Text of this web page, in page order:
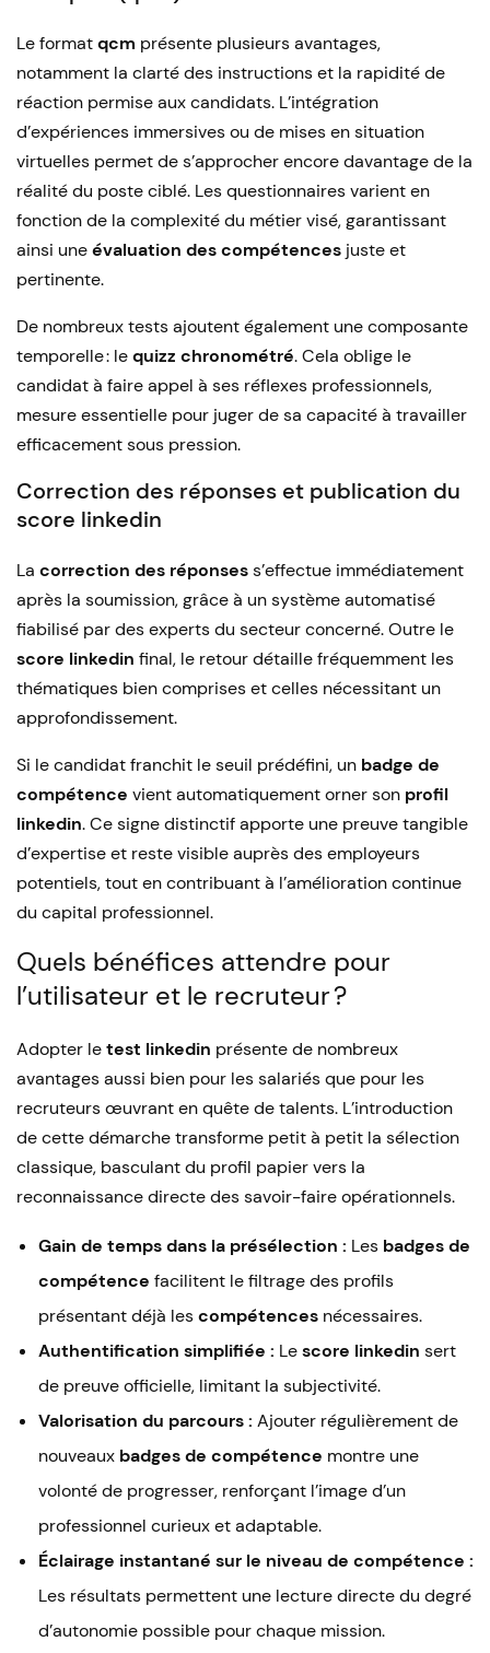
Le formatqcm présente plusieurs avantages,
notamment la clarté des instructions et la rapidité de
réaction permise aux candidats. L’intégration
d’expériences immersives ou de mises en situation
virtuelles permet de s’approcher encore davantage de la
réalité du poste ciblé. Les questionnaires varient en
fonction de la complexité du métier visé, garantissant
ainsi uneévaluation des compétences juste et
pertinente.
De nombreux tests ajoutent également une composante
temporelle : lequizz chronométré. Cela oblige le
candidat à faire appel à ses réflexes professionnels,
mesure essentielle pour juger de sa capacité à travailler
efficacement sous pression.
Correction des réponses et publication du
score linkedin
La correction des réponsess’effectue immédiatement
après la soumission, grâce à un système automatisé
fiabilisé par des experts du secteur concerné. Outre le
score linkedin final, le retour détaille fréquemment les
thématiques bien comprises et celles nécessitant un
approfondissement.
Si le candidat franchit le seuil prédéfini, un badge de
compétence vient automatiquement orner son profil
linkedin. Ce signe distinctif apporte une preuve tangible
d’expertise et reste visible auprès des employeurs
potentiels, tout en contribuant à l’amélioration continue
du capital professionnel.
Quels bénéfices attendre pour
l’utilisateur et le recruteur ?
Adopter letest linkedin présente de nombreux
avantages aussi bien pour les salariés que pour les
recruteurs œuvrant en quête de talents. L’introduction
de cette démarche transforme petit à petit la sélection
classique, basculant du profil papier vers la
reconnaissance directe des savoir-faire opérationnels.
Gain de temps dans la présélection : Les badges de
compétence facilitent le filtrage des profils
présentant déjà lescompétences nécessaires.
Authentification simplifiée : Lescore linkedin sert
de preuve officielle, limitant la subjectivité.
Valorisation du parcours : Ajouter régulièrement de
nouveaux badges de compétence montre une
volonté de progresser, renforçant l’image d’un
professionnel curieux et adaptable.
Éclairage instantané sur le niveau de compétence :
Les résultats permettent une lecture directe du degré
d’autonomie possible pour chaque mission.